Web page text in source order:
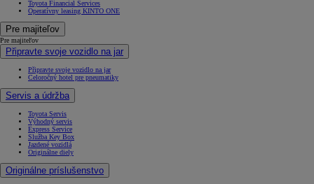
Toyota Financial Services
Operatívny leasing KINTO ONE
Pre majiteľov
Pre majiteľov
Připravte svoje vozidlo na jar
Připravte svoje vozidlo na jar
Celoročný hotel pre pneumatiky
Servis a údržba
Toyota Servis
Výhodný servis
Express Service
Služba Key Box
Jazdené vozidlá
Originálne diely
Originálne príslušenstvo